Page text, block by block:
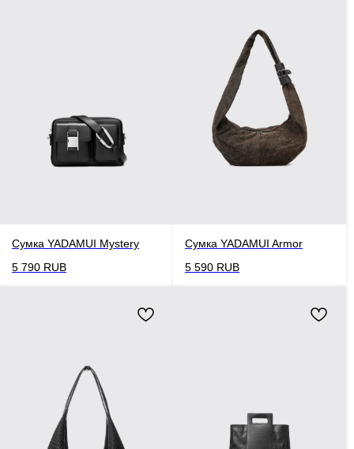
Сумка YADAMUI Mystery
5 790 RUB
Сумка YADAMUI Armor
5 590 RUB